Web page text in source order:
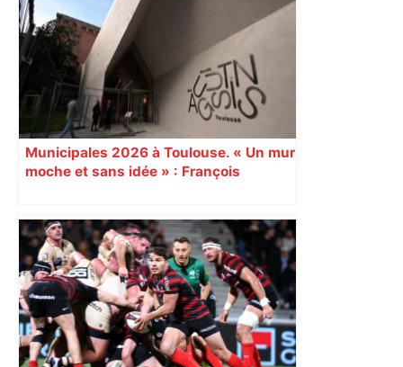
Municipales 2026 à Toulouse. « Un mur
moche et sans idée » : François
Augustins